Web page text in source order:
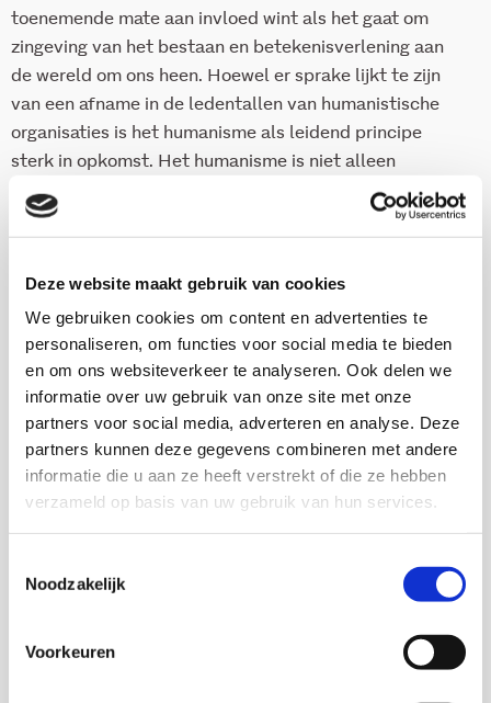
Deze website maakt gebruik van cookies
We gebruiken cookies om content en advertenties te
personaliseren, om functies voor social media te bieden
en om ons websiteverkeer te analyseren. Ook delen we
informatie over uw gebruik van onze site met onze
partners voor social media, adverteren en analyse. Deze
partners kunnen deze gegevens combineren met andere
informatie die u aan ze heeft verstrekt of die ze hebben
verzameld op basis van uw gebruik van hun services.
Noodzakelijk
Voorkeuren
toenemende mate aan invloed wint als het gaat om
zingeving van het bestaan en betekenisverlening aan
de wereld om ons heen. Hoewel er sprake lijkt te zijn
van een afname in de ledentallen van humanistische
organisaties is het humanisme als leidend principe
sterk in opkomst. Het humanisme is niet alleen
algemeen geaccepteerd, maar de kernwaarden ervan
worden ook breed gedeeld. Gezien het percentage dat
stroming en het percentage dat te kennen geeft
en voorzieningen, stellen de onderzoekers worden dat
het aantal personen met daadwerkelijke affiniteit met
het humanisme de 500.000 ruim overtreft.
Download deze publicatie
Onderzoekers
Rob Lammerts